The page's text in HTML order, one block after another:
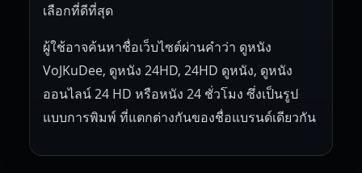
เลือกที่ดีที่สุด
ผู้ใช้อาจค้นหาชื่อเว็บไซต์ผ่านคำว่า ดูหนัง
VoJKuDee, ดูหนัง 24HD, 24HD ดูหนัง, ดูหนัง
ออนไลน์ 24 HD หรือหนัง 24 ชั่วโมง ซึ่งเป็นรูป
แบบการพิมพ์ ที่แตกต่างกันของชื่อแบรนด์เดียวกัน